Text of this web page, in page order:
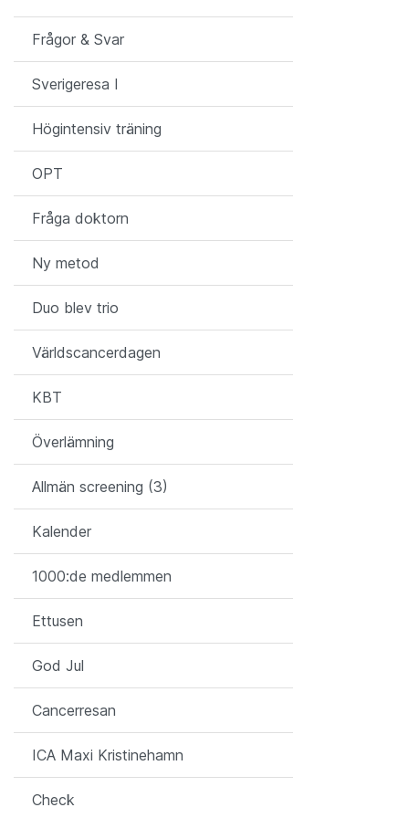
Frågor & Svar
Sverigeresa I
Högintensiv träning
OPT
Fråga doktorn
Ny metod
Duo blev trio
Världscancerdagen
KBT
Överlämning
Allmän screening (3)
Kalender
1000:de medlemmen
Ettusen
God Jul
Cancerresan
ICA Maxi Kristinehamn
Check